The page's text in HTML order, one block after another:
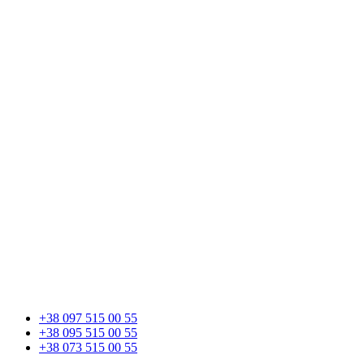
+38 097 515 00 55
+38 095 515 00 55
+38 073 515 00 55